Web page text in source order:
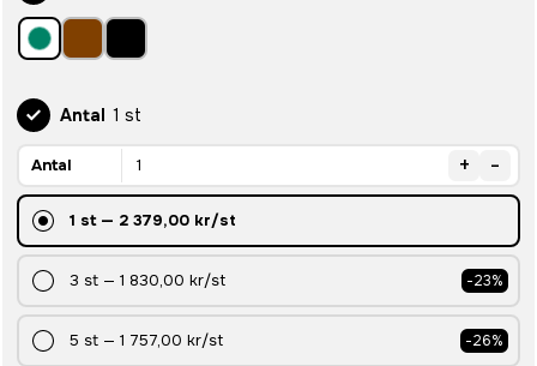
Antal 1 st
Antal + -
1 st— 2 379,00 kr/st
3 st — 1 830,00 kr/st -23%
5 st — 1 757,00 kr/st -26%